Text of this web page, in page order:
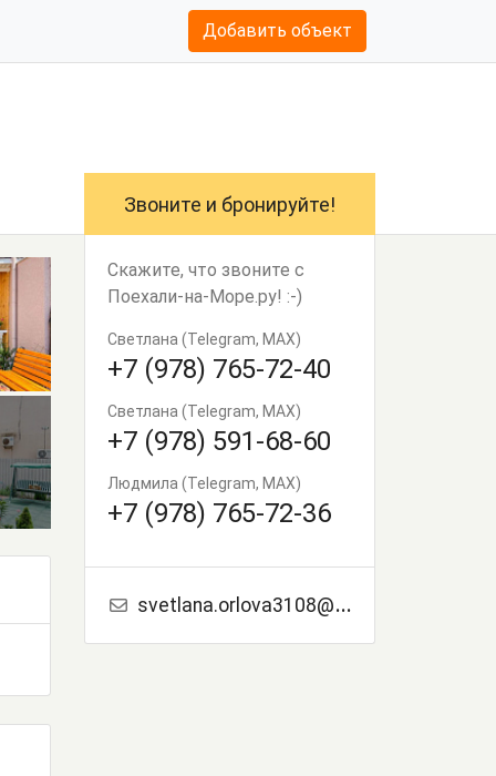
Добавить объект
Звоните и бронируйте!
Скажите, что звоните с
Поехали-на-Море.ру! :-)
Светлана (Telegram, MAX)
+7 (978) 765-72-40
Светлана (Telegram, MAX)
+7 (978) 591-68-60
Людмила (Telegram, MAX)
+7 (978) 765-72-36
svetlana.orlova3108@mail.ru